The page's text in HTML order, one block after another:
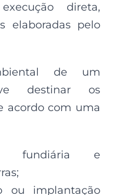
direta,
elaboradas pelo
de um
destinar os
acordo com uma
fundiária e
ou implantação